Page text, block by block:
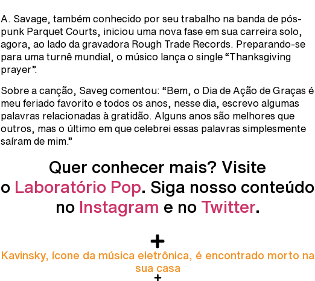
A. Savage, também conhecido por seu trabalho na banda de pós-
punk Parquet Courts, iniciou uma nova fase em sua carreira solo,
agora, ao lado da gravadora Rough Trade Records. Preparando-se
para uma turnê mundial, o músico lança o single “Thanksgiving
prayer”.
Sobre a canção, Saveg comentou: “Bem, o Dia de Ação de Graças é
meu feriado favorito e todos os anos, nesse dia, escrevo algumas
palavras relacionadas à gratidão. Alguns anos são melhores que
outros, mas o último em que celebrei essas palavras simplesmente
saíram de mim.”
Quer conhecer mais? Visite
o Laboratório Pop. Siga nosso conteúdo
no Instagram e no Twitter.
Kavinsky, ícone da música eletrônica, é encontrado morto na
sua casa